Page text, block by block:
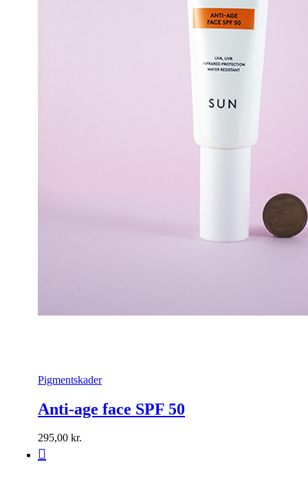
Pigmentskader
Anti-age face SPF 50
295,00 kr.